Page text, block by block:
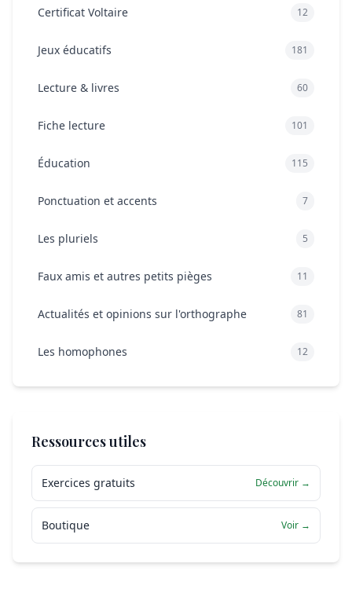
Certificat Voltaire 12
Jeux éducatifs 181
Lecture & livres 60
Fiche lecture 101
Éducation 115
Ponctuation et accents 7
Les pluriels 5
Faux amis et autres petits pièges 11
Actualités et opinions sur l'orthographe 81
Les homophones 12
Ressources utiles
Exercices gratuits Découvrir →
Boutique Voir →